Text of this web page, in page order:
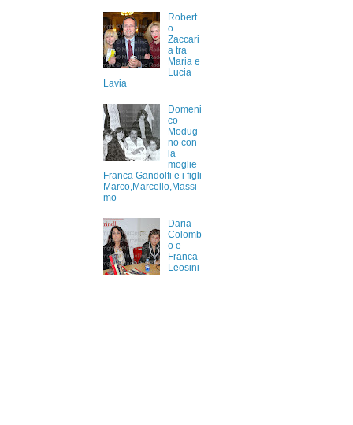
Robert
o
Zaccari
a tra
Maria e
Lucia
Lavia
Domeni
co
Modug
no con
la
moglie
Franca Gandolfi e i figli
Marco,Marcello,Massi
mo
Daria
Colomb
o e
Franca
Leosini